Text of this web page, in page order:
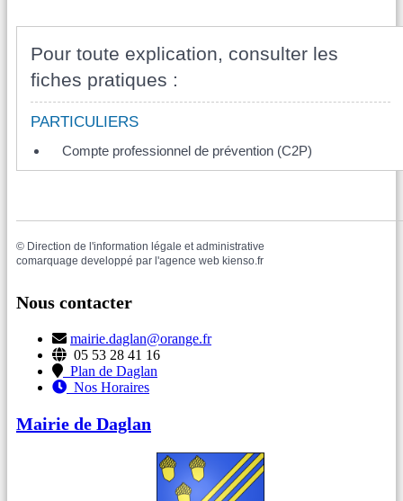
Pour toute explication, consulter les
fiches pratiques :
PARTICULIERS
Compte professionnel de prévention (C2P)
© Direction de l'information légale et administrative
comarquage developpé par l'agence web kienso.fr
Nous contacter
mairie.daglan@orange.fr
05 53 28 41 16
Plan de Daglan
Nos Horaires
Mairie de Daglan